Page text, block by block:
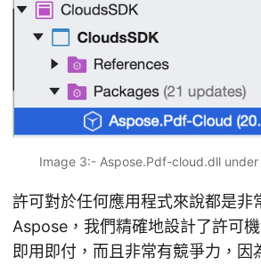
Image 3:- Aspose.Pdf-cloud.dll under
許可對於任何應用程式來說都是非
Aspose，我們精確地設計了許可
即用即付，而且非常有競爭力，因